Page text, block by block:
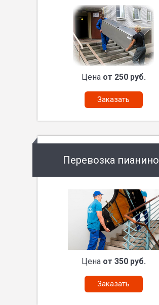
Цена от 250 руб.
Заказать
Перевозка пианино
Цена от 350 руб.
Заказать